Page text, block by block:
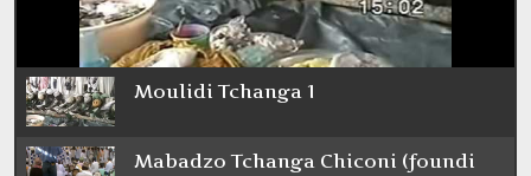
Moulidi Tchanga 1
Mabadzo Tchanga Chiconi (foundi